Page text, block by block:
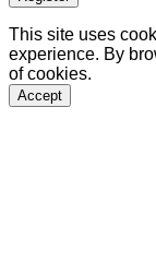
This site uses
experience. By
of cookies.
Accept